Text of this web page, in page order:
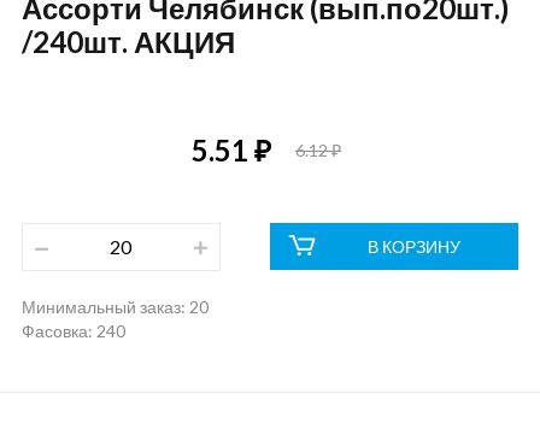
Ассорти Челябинск (вып.по20шт.)
/240шт. АКЦИЯ
5.51 ₽ 6.12 ₽
В КОРЗИНУ
Минимальный заказ: 20
Фасовка: 240